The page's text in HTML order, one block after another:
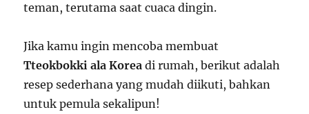
teman, terutama saat cuaca dingin.
Jika kamu ingin mencoba membuat
Tteokbokki ala Korea di rumah, berikut adalah
resep sederhana yang mudah diikuti, bahkan
untuk pemula sekalipun!